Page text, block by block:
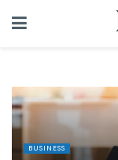
BUSINESS